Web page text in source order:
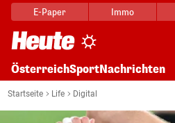
E-Paper Immo
ÖsterreichSportNachrichten
Startseite Life Digital